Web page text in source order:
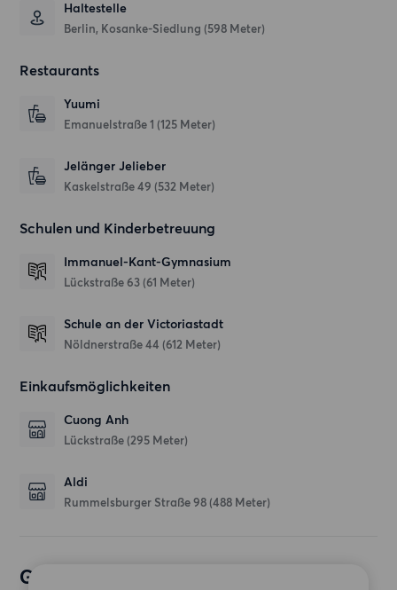
Haltestelle
Berlin, Kosanke-Siedlung (598 Meter)
Restaurants
Yuumi
Emanuelstraße 1 (125 Meter)
Jelänger Jelieber
Kaskelstraße 49 (532 Meter)
Schulen und Kinderbetreuung
Immanuel-Kant-Gymnasium
Lückstraße 63 (61 Meter)
Schule an der Victoriastadt
Nöldnerstraße 44 (612 Meter)
Einkaufsmöglichkeiten
Cuong Anh
Lückstraße (295 Meter)
Aldi
Rummelsburger Straße 98 (488 Meter)
Gewünschte Wohnung